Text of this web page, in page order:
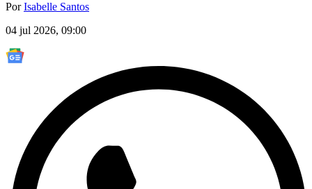
PorIsabelle Santos
04 jul 2026, 09:00